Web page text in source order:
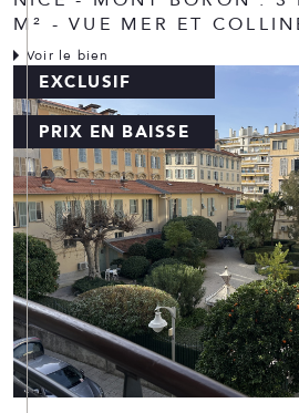
M² - VUE MER ET
Voir le bien
EXCLUSIF
PRIX EN BAISSE